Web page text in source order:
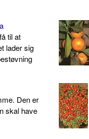
til at
lader sig
Den er
skal have